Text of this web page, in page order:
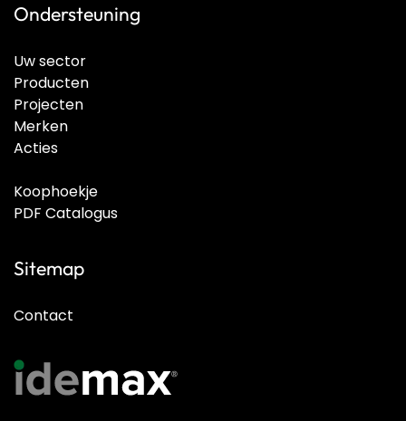
Ondersteuning
Uw sector
Producten
Projecten
Merken
Acties
Koophoekje
PDF Catalogus
Sitemap
Contact